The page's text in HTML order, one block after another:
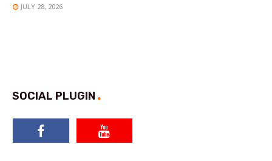
JULY 28, 2026
SOCIAL PLUGIN